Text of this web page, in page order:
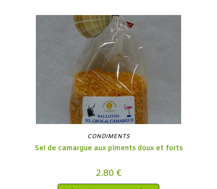
CONDIMENTS
Sel de camargue aux piments doux et forts
2.80 €